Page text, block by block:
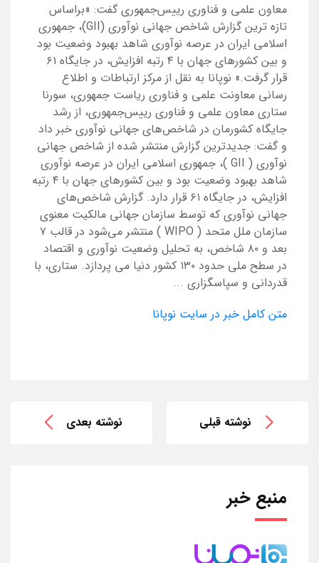
معاون علمی و فناوری رییس‌جمهوری گفت: «براساس
تازه ترین گزارش شاخص جهانی نوآوری (GII)، جمهوری
اسلامی ایران در عرصه نوآوری شاهد بهبود وضعیت بود
و بین کشورهای جهان با ۴ رتبه افزایش، در جایگاه ۶۱
قرار گرفت.» نوپانا به نقل از مرکز ارتباطات و اطلاع
رسانی معاونت علمی و فناوری ریاست جمهوری، سورنا
ستاری معاون علمی و فناوری رییس‌جمهوری، از رشد
جایگاه کشورمان در شاخص‌های جهانی نوآوری خبر داد
و گفت: جدیدترین گزارش منتشر شده از شاخص جهانی
نوآوری ( GII )، جمهوری اسلامی ایران در عرصه نوآوری
شاهد بهبود وضعیت بود و بین کشورهای جهان با ۴ رتبه
افزایش، در جایگاه ۶۱ قرار دارد. گزارش شاخص‌های
جهانی نوآوری که توسط سازمان جهانی مالکیت معنوی
سازمان ملل متحد ( WIPO ) منتشر می‌شود در قالب ۷
بعد و ۸۰ شاخص، به تحلیل وضعیت نوآوری و اقتصاد
در سطح ملی حدود ۱۳۰ کشور دنیا می پردازد. ستاری، با
قدردانی و سپاسگزاری ...
متن کامل خبر در سایت نوپانا
نوشته قبلی نوشته بعدی
منبع خبر